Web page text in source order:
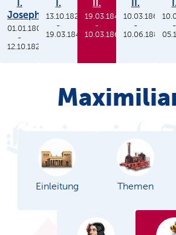
I.
Joseph
01.01.1806
-
12.10.1825
I.
13.10.1825
-
19.03.1848
II.
19.03.1848
-
10.03.1864
II.
10.03.1864
-
10.06.1886
I.
-
Einleitung Themen